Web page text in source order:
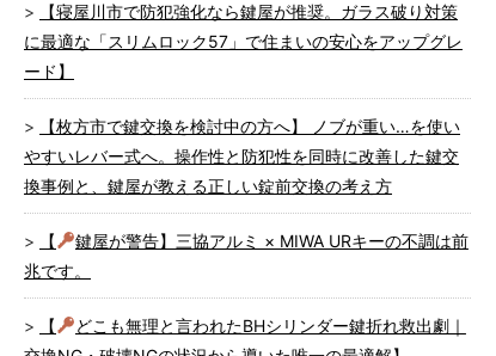
【寝屋川市で防犯強化なら鍵屋が推奨。ガラス破り対策
に最適な「スリムロック57」で住まいの安心をアップグレ
ード】
【枚方市で鍵交換を検討中の方へ】 ノブが重い…を使い
やすいレバー式へ。操作性と防犯性を同時に改善した鍵交
換事例と、鍵屋が教える正しい錠前交換の考え方
【
鍵屋が警告】三協アルミ × MIWA URキーの不調は前
兆です。
【
どこも無理と言われたBHシリンダー鍵折れ救出劇｜